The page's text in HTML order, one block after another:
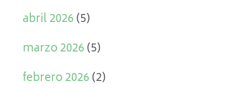
abril 2026(5)
marzo 2026(5)
febrero 2026(2)